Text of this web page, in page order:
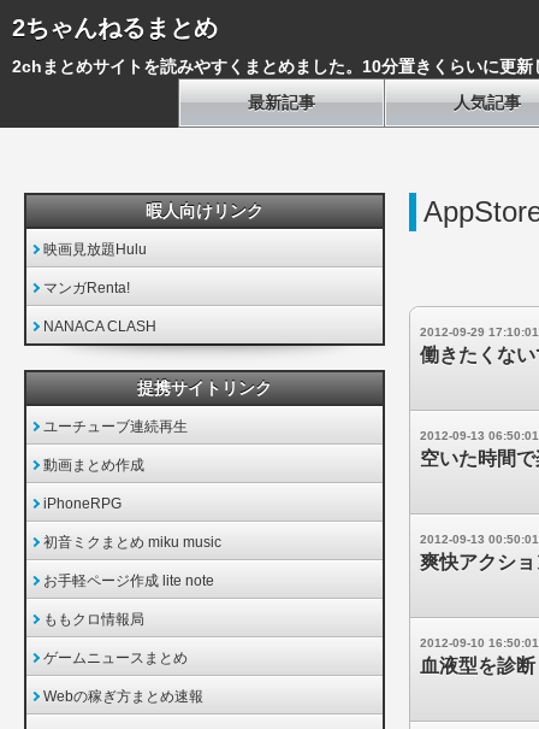
2ちゃんねるまとめ
2chまとめサイトを読みやすくまとめました。10分置きくらいに更新
最新記事
人気記事
2012-09-29 17:10:01
働きたくな
2012-09-13 06:50:01
空いた時間
2012-09-13 00:50:01
爽快アクシ
2012-09-10 16:50:01
血液型を診
暇人向けリンク
映画見放題Hulu
マンガRenta!
NANACA CLASH
提携サイトリンク
ユーチューブ連続再生
動画まとめ作成
iPhoneRPG
初音ミクまとめ miku music
お手軽ページ作成 lite note
ももクロ情報局
ゲームニュースまとめ
Webの稼ぎ方まとめ速報